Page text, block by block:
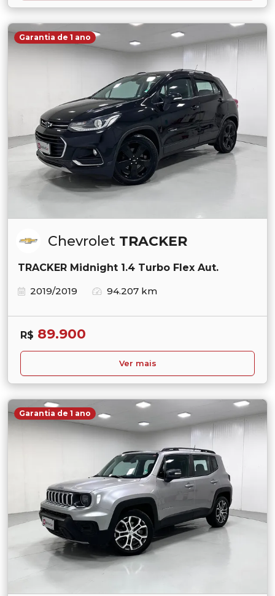
Garantia de 1 ano
Chevrolet TRACKER
TRACKER Midnight 1.4 Turbo Flex Aut.
2019/2019
94.207 km
R$ 89.900
Ver mais
Garantia de 1 ano